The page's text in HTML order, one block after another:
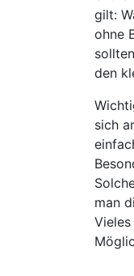
gilt:
ohne
den
sich
man